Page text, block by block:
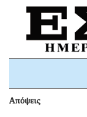
Απόψεις